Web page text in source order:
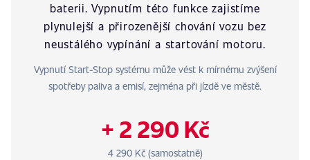
baterii. Vypnutím této funkce zajistíme
plynulejší a přirozenější chování vozu bez
neustálého vypínání a startování motoru.
Vypnutí Start-Stop systému může vést k mírnému zvýšení
spotřeby paliva a emisí, zejména při jízdě ve městě.
+ 2 290 Kč
4 290 Kč (samostatně)